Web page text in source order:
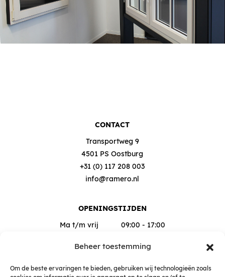
Beheer toestemming
Om de beste ervaringen te bieden, gebruiken wij technologieën zoals
CONTACT
Transportweg 9
4501 PS Oostburg
+31 (0) 117 208 003
info@ramero.nl
OPENINGSTIJDEN
Ma t/m vrij
09:00 - 17:00
Buiten deze tijden op afspraak